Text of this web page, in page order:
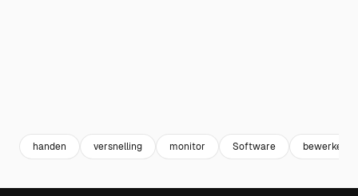
handen versnelling monitor Software bewerken